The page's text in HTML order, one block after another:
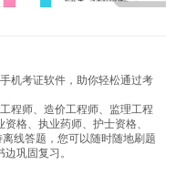
机考证软件，助你轻松通过考
程师、造价工程师、监理工程
格、执业药师、护士资格、
线答题，您可以随时随地刷题
巩固复习。